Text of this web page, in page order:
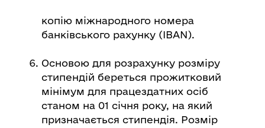
копію міжнародного номера
банківського рахунку (IBAN).
Основою для розрахунку розміру
стипендій береться прожитковий
мінімум для працездатних осіб
станом на 01 січня року, на який
призначається стипендія. Розмір